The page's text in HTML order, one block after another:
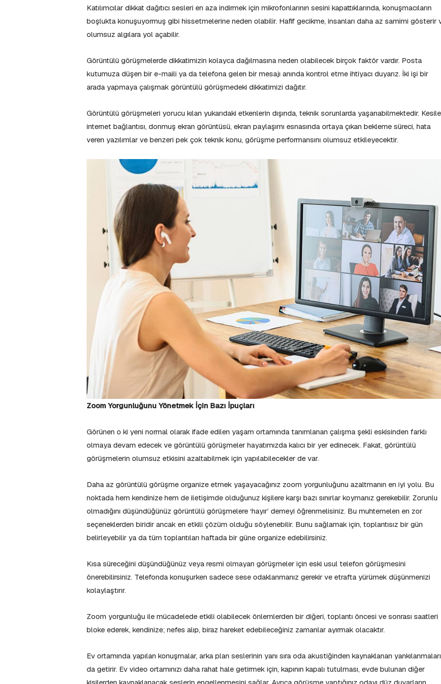
Katılımcılar dikkat dağıtıcı sesleri en aza indirmek için mikrofonlarının sesini kapattıklarında, konuşmacıların
boşlukta konuşuyormuş gibi hissetmelerine neden olabilir. Hafif gecikme, insanları daha az samimi gösterir
olumsuz algılara yol açabilir.
Görüntülü görüşmelerde dikkatimizin kolayca dağılmasına neden olabilecek birçok faktör vardır. Posta
kutumuza düşen bir e-maili ya da telefona gelen bir mesajı anında kontrol etme ihtiyacı duyarız. İki işi bir
arada yapmaya çalışmak görüntülü görüşmedeki dikkatimizi dağıtır.
Görüntülü görüşmeleri yorucu kılan yukarıdaki etkenlerin dışında, teknik sorunlarda yaşanabilmektedir.
internet bağlantısı, donmuş ekran görüntüsü, ekran paylaşımı esnasında ortaya çıkan bekleme süreci, hata
veren yazılımlar ve benzeri pek çok teknik konu, görüşme performansını olumsuz etkileyecektir.
Zoom Yorgunluğunu Yönetmek İçin Bazı İpuçları
Görünen o ki yeni normal olarak ifade edilen yaşam ortamında tanımlanan çalışma şekli eskisinden farklı
olmaya devam edecek ve görüntülü görüşmeler hayatımızda kalıcı bir yer edinecek. Fakat, görüntülü
görüşmelerin olumsuz etkisini azaltabilmek için yapılabilecekler de var.
Daha az görüntülü görüşme organize etmek yaşayacağınız zoom yorgunluğunu azaltmanın en iyi yolu. Bu
noktada hem kendinize hem de iletişimde olduğunuz kişilere karşı bazı sınırlar koymanız gerekebilir. Zorunlu
olmadığını düşündüğünüz görüntülü görüşmelere ‘hayır’ demeyi öğrenmelisiniz. Bu muhtemelen en zor
seçeneklerden biridir ancak en etkili çözüm olduğu söylenebilir. Bunu sağlamak için, toplantısız bir gün
belirleyebilir ya da tüm toplantıları haftada bir güne organize edebilirsiniz.
Kısa süreceğini düşündüğünüz veya resmi olmayan görüşmeler için eski usul telefon görüşmesini
önerebilirsiniz. Telefonda konuşurken sadece sese odaklanmanız gerekir ve etrafta yürümek düşünmenizi
kolaylaştırır.
Zoom yorgunluğu ile mücadelede etkili olabilecek önlemlerden bir diğeri, toplantı öncesi ve sonrası saatleri
bloke ederek, kendinize; nefes alıp, biraz hareket edebileceğiniz zamanlar ayırmak olacaktır.
Ev ortamında yapılan konuşmalar, arka plan seslerinin yanı sıra oda akustiğinden kaynaklanan yankılanmaları
da getirir. Ev video ortamınızı daha rahat hale getirmek için, kapının kapalı tutulması, evde bulunan diğer